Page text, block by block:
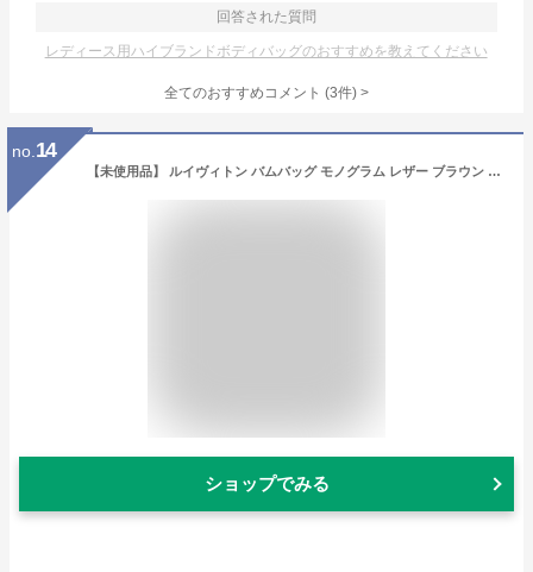
回答された質問
レディース用ハイブランドボディバッグのおすすめを教えてください
全てのおすすめコメント (3件) >
no. 14
【未使用品】 ルイヴィトン バムバッグ モノグラム レザー ブラウン ルイヴィトン ボディバッグ ポシェット LOUIS VUITTON ルイヴィトン ショルダーバッグ メンズ レディース LVロゴ ウエストポーチ クロスボディバッグ ミニバッグ ウエストバッグ バック BAG ブランド
ショップでみる